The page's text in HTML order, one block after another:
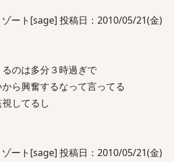
ート[sage] 投稿日：2010/05/21(金)
のは多分３時過ぎで
ら興奮するなって言ってる
してるし
ート[sage] 投稿日：2010/05/21(金)